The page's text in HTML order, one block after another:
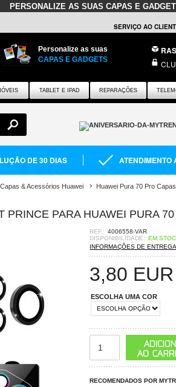
PERSONALIZE AS SUAS CAPAS E
SERVIÇO AO
Personalize as suas
CAPAS E GADGETS
TABLET E IPAD REPARAÇÕES
DE 30 DIAS ATENDIMENTO
Capas & Acessórios Huawei Huawei Pura 70 Pro
PRINCE PARA HUAWEI PURA
REF.: 4006558-VAR
DISPONIBILIDADE: EM
INFORMAÇÕES DE ENTREGA
3,80 EUR
ESCOLHA UMA COR
RECOMENDADOS POR